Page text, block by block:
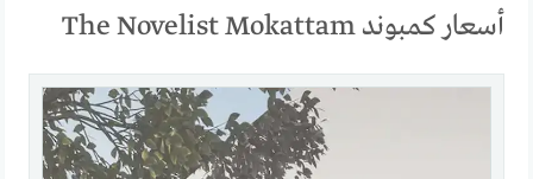
أسعار كمبوند The Novelist Mokattam